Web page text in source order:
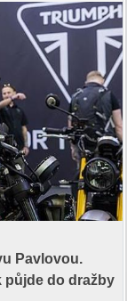
Pavlovou.
půjde do dražby